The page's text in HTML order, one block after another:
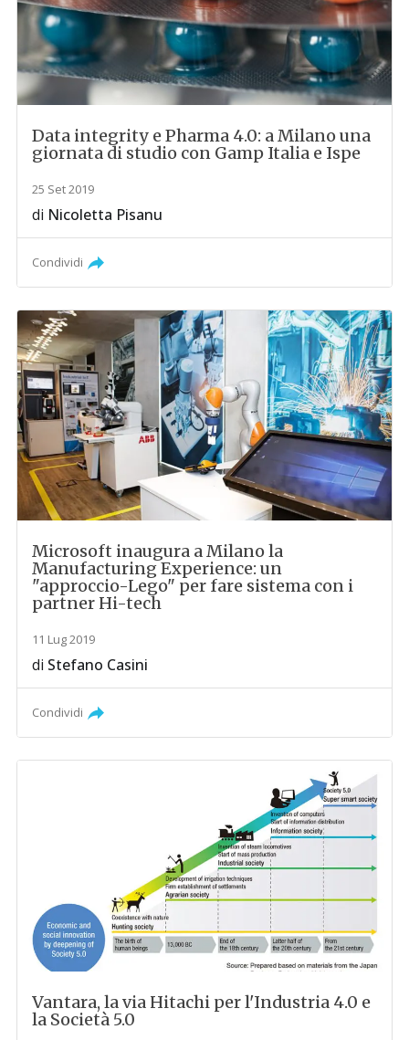
Data integrity e Pharma 4.0: a Milano una
giornata di studio con Gamp Italia e Ispe
25 Set 2019
di Nicoletta Pisanu
Condividi
Microsoft inaugura a Milano la
Manufacturing Experience: un
"approccio-Lego" per fare sistema con i
partner Hi-tech
11 Lug 2019
di Stefano Casini
Condividi
Vantara, la via Hitachi per l'Industria 4.0 e
la Società 5.0